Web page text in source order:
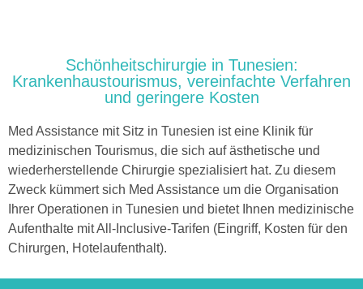
Schönheitschirurgie in Tunesien:
Krankenhaustourismus, vereinfachte Verfahren
und geringere Kosten
Med Assistance mit Sitz in Tunesien ist eine Klinik für
medizinischen Tourismus, die sich auf ästhetische und
wiederherstellende Chirurgie spezialisiert hat. Zu diesem
Zweck kümmert sich Med Assistance um die Organisation
Ihrer Operationen in Tunesien und bietet Ihnen medizinische
Aufenthalte mit All-Inclusive-Tarifen (Eingriff, Kosten für den
Chirurgen, Hotelaufenthalt).